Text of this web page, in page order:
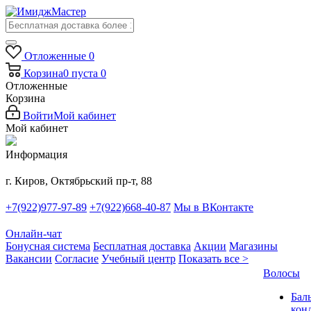
Отложенные 0
Корзина0 пуста 0
Отложенные
Корзина
ВойтиМой кабинет
Мой кабинет
Информация
г. Киров, Октябрьский пр-т, 88
+7(922)977-97-89 +7(922)668-40-87 Мы в ВКонтакте
Онлайн-чат
Бонусная система Бесплатная доставка Акции Магазины
Вакансии Согласие Учебный центр Показать все >
Волосы